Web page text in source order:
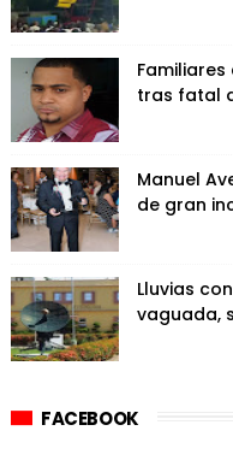
tras fatal
Manuel
de gran
Lluvias
vaguada,
FACEBOOK